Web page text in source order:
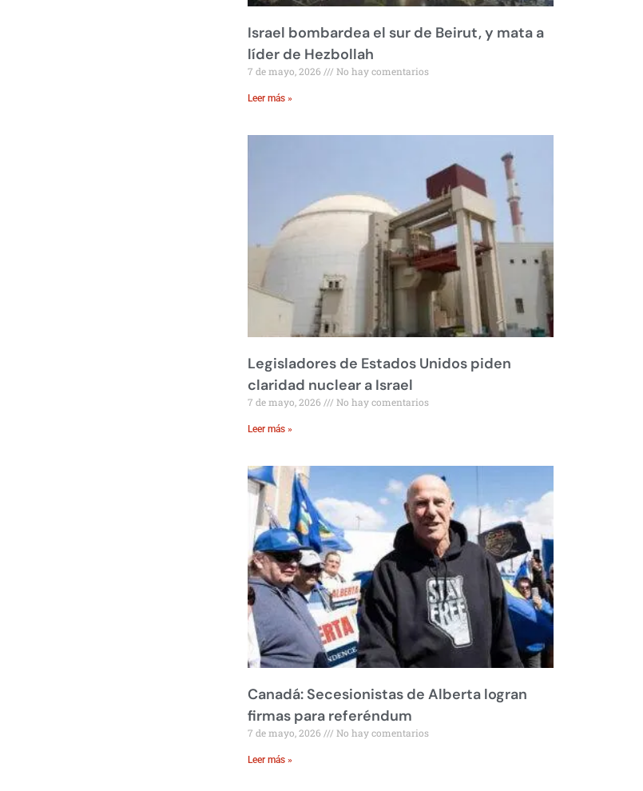
Israel bombardea el sur de Beirut, y mata a
líder de Hezbollah
7 de mayo, 2026 No hay comentarios
Leer más »
Legisladores de Estados Unidos piden
claridad nuclear a Israel
7 de mayo, 2026 No hay comentarios
Leer más »
Canadá: Secesionistas de Alberta logran
firmas para referéndum
7 de mayo, 2026 No hay comentarios
Leer más »